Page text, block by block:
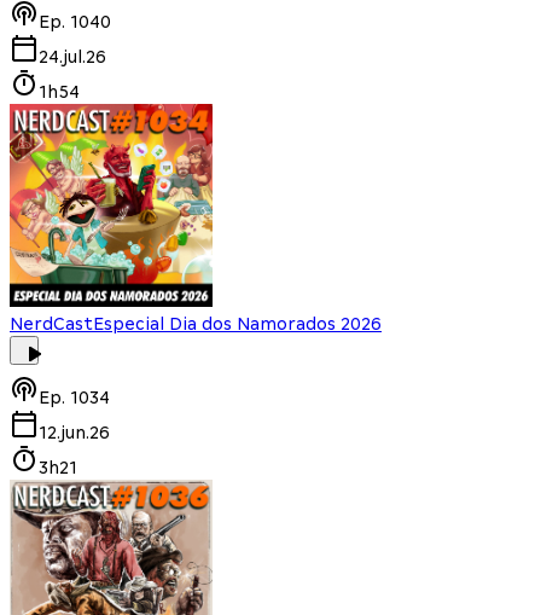
Ep. 1040
24.jul.26
1h54
NerdCastEspecial Dia dos Namorados 2026
Ep. 1034
12.jun.26
3h21